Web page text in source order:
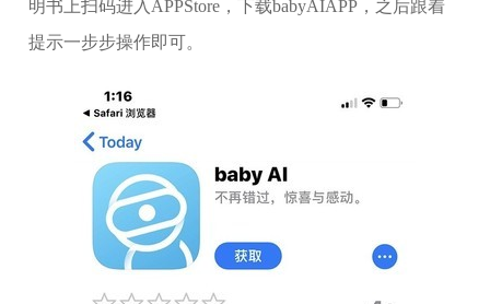
明书上扫码进入APPStore，下载babyAIAPP，之后跟着
提示一步步操作即可。